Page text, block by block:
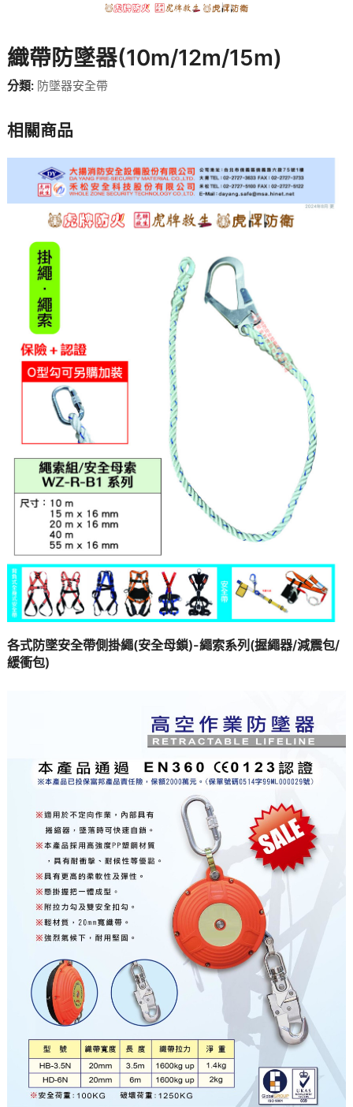
織帶防墜器(10m/12m/15m)
分類: 防墜器安全帶
相關商品
各式防墜安全帶側掛繩(安全母鎖)-繩索系列(握繩器/減震包/
緩衝包)